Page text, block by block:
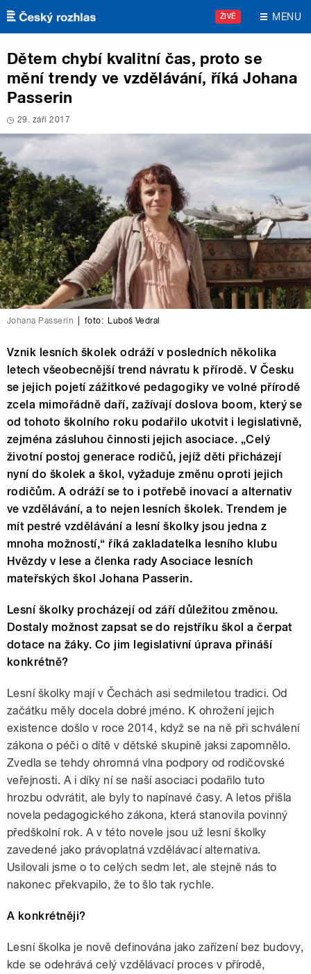
Přejít k hlavnímu obsahu
ŽIVĚ MENU
Dětem chybí kvalitní čas, proto se
mění trendy ve vzdělávání, říká Johana
Passerin
29. září 2017
Johana Passerin foto: Luboš Vedral
Vznik lesních školek odráží v posledních několika
letech všeobecnější trend návratu k přírodě. V Česku
se jejich pojetí zážitkové pedagogiky ve volné přírodě
zcela mimořádně daří, zažívají doslova boom, který se
od tohoto školního roku podařilo ukotvit i legislativně,
zejména zásluhou činnosti jejich asociace. „Celý
životní postoj generace rodičů, jejíž děti přicházejí
nyní do školek a škol, vyžaduje změnu oproti jejich
rodičům. A odráží se to i potřebě inovací a alternativ
ve vzdělávání, a to nejen lesních školek. Trendem je
mít pestré vzdělávání a lesní školky jsou jedna z
mnoha možností,“ říká zakladatelka lesního klubu
Hvězdy v lese a členka rady Asociace lesních
mateřských škol Johana Passerin.
Lesní školky procházejí od září důležitou změnou.
Dostaly možnost zapsat se do rejstříku škol a čerpat
dotace na žáky. Co jim legislativní úprava přináší
konkrétně?
Lesní školky mají v Čechách asi sedmiletou tradici. Od
začátku měly docela dobré jméno. K ohrožení jejich
existence došlo v roce 2014, když se na ně při schválení
zákona o péči o dítě v dětské skupině jaksi zapomnělo.
Zvedla se tehdy ohromná vlna podpory od rodičovské
veřejnosti. A i díky ní se naší asociaci podařilo tuto
hrozbu odvrátit, ale byly to napínavé časy. A letos přišla
novela pedagogického zákona, která stanovila povinný
předškolní rok. A v této novele jsou už lesní školky
zavedené jako právoplatná vzdělávací alternativa.
Usilovali jsme o to celých sedm let, ale stejně nás to
nakonec překvapilo, že to šlo tak rychle.
A konkrétněji?
Lesní školka je nově definována jako zařízení bez budovy,
kde se odehrává celý vzdělávací proces v přírodě,